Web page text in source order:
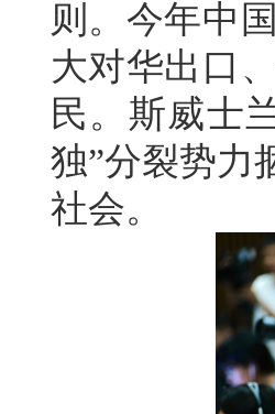
则。今年中
大对华出口
民。斯威士
独”分裂势力
社会。